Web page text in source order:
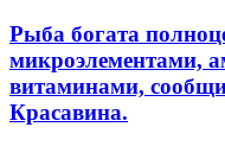
Рыба богата
микроэлементами,
витаминами,
Красавина.